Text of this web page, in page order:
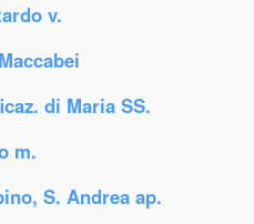
v.
di Maria SS.
m.
S. Andrea ap.